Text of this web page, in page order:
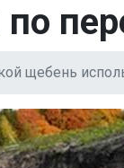
щебень